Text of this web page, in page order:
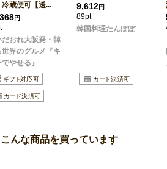
冷蔵便可【送...
円
だおれ大阪発・韓
世界のグルメ『キ
やせる』
9,612円
89pt
韓国料理たんぽぽ
んな商品を買っています